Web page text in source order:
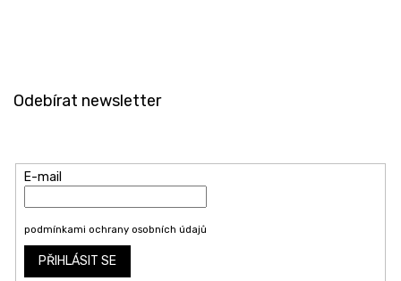
Odebírat newsletter
E-mail
podmínkami ochrany osobních údajů
PŘIHLÁSIT SE